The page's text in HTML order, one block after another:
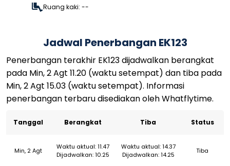
Ruang kaki: --
Jadwal Penerbangan EK123
Penerbangan terakhir EK123 dijadwalkan berangkat
pada Min, 2 Agt 11.20 (waktu setempat) dan tiba pada
Min, 2 Agt 15.03 (waktu setempat). Informasi
penerbangan terbaru disediakan oleh Whatflytime.
Tanggal Berangkat Tiba Status
Min, 2 Agt
Waktu aktual: 11.47
Dijadwalkan: 10.25
Waktu aktual: 14.37
Dijadwalkan: 14.25
Tiba